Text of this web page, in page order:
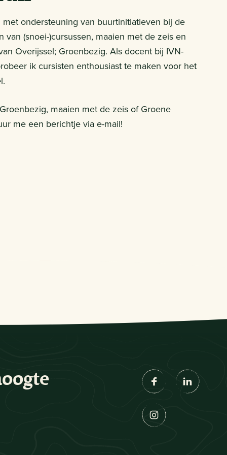
ondersteuning van buurtinitiatieven bij de
van (snoei-)cursussen, maaien met de zeis en
Overijssel; Groenbezig. Als docent bij IVN-
ik cursisten enthousiast te maken voor het
maaien met de zeis of Groene
me een berichtje via e-mail!